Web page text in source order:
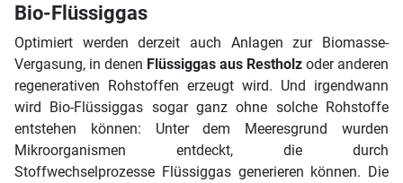
Bio-Flüssiggas
Optimiert werden derzeit auch Anlagen zur Biomasse-
Vergasung, in denen Flüssiggas aus Restholz oder anderen
regenerativen Rohstoffen erzeugt wird. Und irgendwann
wird Bio-Flüssiggas sogar ganz ohne solche Rohstoffe
entstehen können: Unter dem Meeresgrund wurden
Mikroorganismen entdeckt, die durch
Stoffwechselprozesse Flüssiggas generieren können. Die